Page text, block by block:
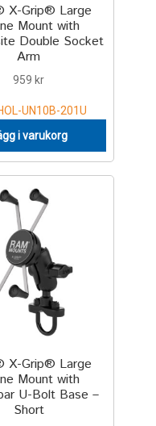
X-Grip® Large
Mount with
Double Socket
Arm
959 kr
UN10B-201U
i varukorg
X-Grip® Large
Mount with
U-Bolt Base –
Short